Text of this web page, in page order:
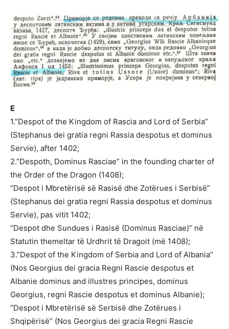
E
1.”Despot of the Kingdom of Rascia and Lord of Serbia”
(Stephanus dei gratia regni Rassia despotus et dominus
Servie), after 1402;
2.”Despoth, Dominus Rasciae” in the founding charter of
the Order of the Dragon (1408);
“Despot i Mbretërisë së Rasisë dhe Zotërues i Serbisë”
(Stephanus dei gratia regni Rassia despotus et dominus
Servie), pas vitit 1402;
“Despot dhe Sundues i Rasisë (Dominus Rasciae)” në
Statutin themeltar të Urdhrit të Dragoit (më 1408);
3.”Despot of the Kingdom of Serbia and Lord of Albania”
(Nos Georgius dei gracia Regni Rascie despotus et
Albanie dominus and illustres principes, dominus
Georgius, regni Rascie despotus et dominus Albanie);
“Despot i Mbretërisë së Serbisë dhe Zotërues i
Shqipërisë” (Nos Georgius dei gracia Regni Rascie